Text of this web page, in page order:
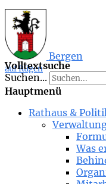
Bergen
auf Rügen
Volltextsuche
Suchen...
Hauptmenü
Rathaus &
Was